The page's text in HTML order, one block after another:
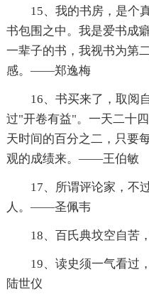
15、我的书房，是个
书包围之中。我是爱书成
一辈子的书，我视书为第
感。——郑逸梅
16、书买来了，取阅
过"开卷有益"。一天二十
天时间的百分之二，只要
观的成绩来。——王伯敏
17、所谓评论家，不
人。——圣佩韦
18、百氏典坟空自
19、读史须一气看
陆世仪